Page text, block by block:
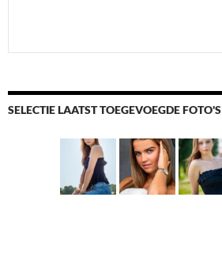
SELECTIE LAATST TOEGEVOEGDE FOTO'S